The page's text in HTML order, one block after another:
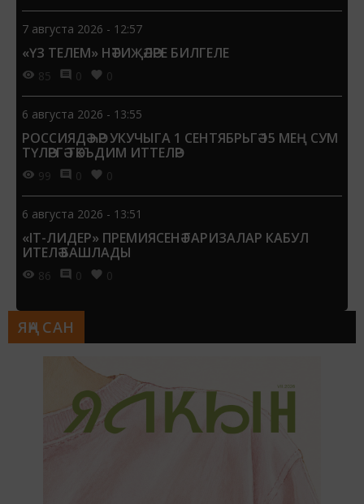
7 августа 2026 - 12:57
«ҮЗ ТЕЛЕМ» НӘТИҖӘЛӘРЕ БИЛГЕЛЕ
85 0 0
6 августа 2026 - 13:55
РОССИЯДӘ ҺӘР УКУЧЫГА 1 СЕНТЯБРЬГӘ 15 МЕҢ СУМ
ТҮЛӘРГӘ ТӘКЪДИМ ИТТЕЛӘР
99 0 0
6 августа 2026 - 13:51
«IT-ЛИДЕР» ПРЕМИЯСЕНӘ ГАРИЗАЛАР КАБУЛ
ИТЕЛӘ БАШЛАДЫ
86 0 0
ЯҢА САН